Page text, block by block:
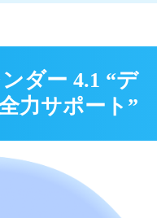
ダー 4.1 “デ
力サポート”